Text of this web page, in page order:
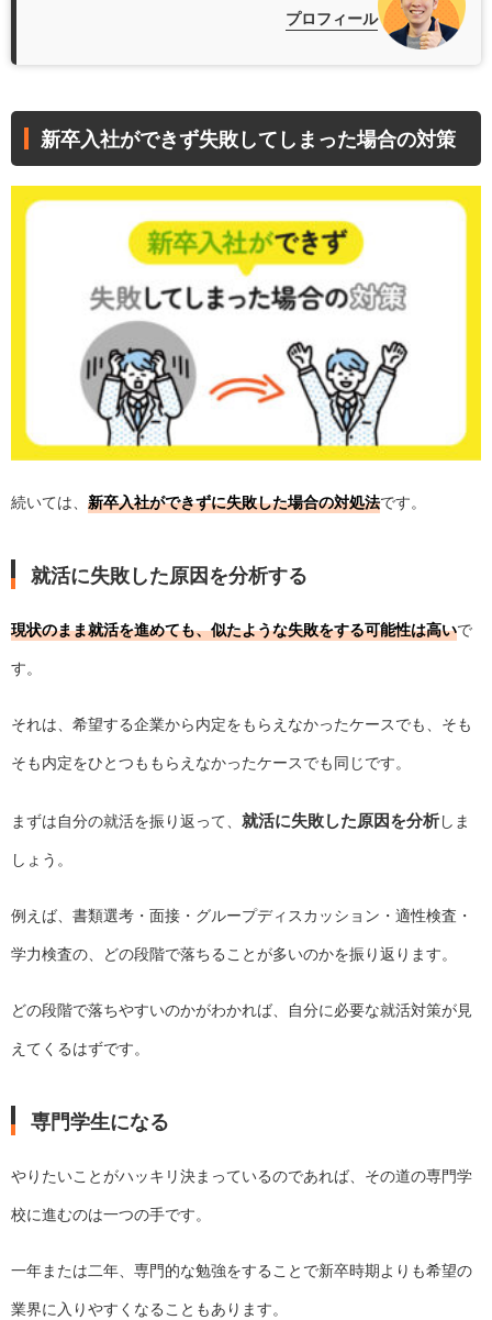
プロフィール
新卒入社ができず失敗してしまった場合の対策
続いては、 新卒入社ができずに失敗した場合の対処法です。
就活に失敗した原因を分析する
現状のまま就活を進めても、似たような失敗をする可能性は高いで
す。
それは、希望する企業から内定をもらえなかったケースでも、そも
そも内定をひとつももらえなかったケースでも同じです。
まずは自分の就活を振り返って、 就活に失敗した原因を分析しま
しょう。
例えば、書類選考・面接・グループディスカッション・適性検査・
学力検査の、どの段階で落ちることが多いのかを振り返ります。
どの段階で落ちやすいのかがわかれば、自分に必要な就活対策が見
えてくるはずです。
専門学生になる
やりたいことがハッキリ決まっているのであれば、その道の専門学
校に進むのは一つの手です。
一年または二年、専門的な勉強をすることで新卒時期よりも希望の
業界に入りやすくなることもあります。